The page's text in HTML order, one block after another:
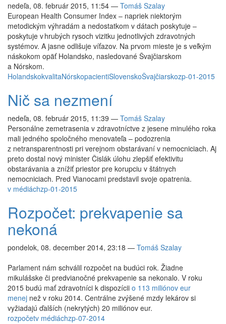
nedeľa, 08. február 2015, 11:54 — Tomáš Szalay
European Health Consumer Index – napriek niektorým
metodickým výhradám a nedostatkom v dátach poskytuje –
poskytuje v hrubých rysoch vizitku jednotlivých zdravotných
systémov. A jasne odlišuje víťazov. Na prvom mieste je s veľkým
náskokom opäť Holandsko, nasledované Švajčiarskom
a Nórskom.
HolandskokvalitaNórskopacientiSlovenskoŠvajčiarskozp-01-2015
Nič sa nezmení
nedeľa, 08. február 2015, 11:39 — Tomáš Szalay
Personálne zemetrasenia v zdravotníctve z jesene minulého roka
mali jedného spoločného menovateľa – podozrenia
z netransparentnosti pri verejnom obstarávaní v nemocniciach. Aj
preto dostal nový minister Čislák úlohu zlepšiť efektivitu
obstarávania a znížiť priestor pre korupciu v štátnych
nemocniciach. Pred Vianocami predstavil svoje opatrenia.
v médiáchzp-01-2015
Rozpočet: prekvapenie sa
nekoná
pondelok, 08. december 2014, 23:18 — Tomáš Szalay
Parlament nám schválil rozpočet na budúci rok. Žiadne
mikulášske či predvianočné prekvapenie sa nekonalo. V roku
2015 budú mať zdravotníci k dispozícii o 113 miliónov eur
menej než v roku 2014. Centrálne zvýšené mzdy lekárov si
vyžiadajú ďalších (nekrytých) 20 miliónov eur.
rozpočetv médiáchzp-07-2014